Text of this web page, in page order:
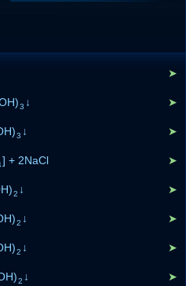
➤
3 ↓ ➤
3 ↓ ➤
] + 2NaCl ➤
2 ↓ ➤
2 ↓ ➤
2 ↓ ➤
2 ↓ ➤